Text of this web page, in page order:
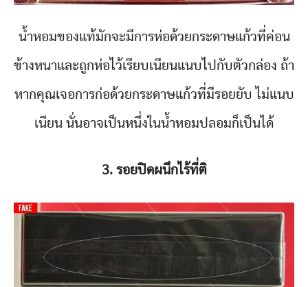
น้ำหอมของแท้มักจะมีการห่อด้วยกระดาษแก้วที่ค่อน
ข้างหนาและถูกห่อไว้เรียบเนียนแนบไปกับตัวกล่อง ถ้า
หากคุณเจอการก่อด้วยกระดาษแก้วที่มีรอยยับ ไม่แนบ
เนียน นั่นอาจเป็นหนึ่งในน้ำหอมปลอมก็เป็นได้
3. รอยปิดผนึกไร้ที่ติ